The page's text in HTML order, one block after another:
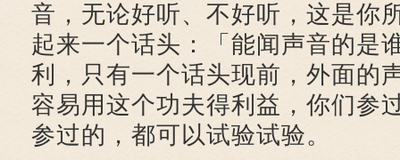
音，无论好听、不好听，这是你
起来一个话头：「能闻声音的是
利，只有一个话头现前，外面的
容易用这个功夫得利益，你们参
参过的，都可以试验试验。